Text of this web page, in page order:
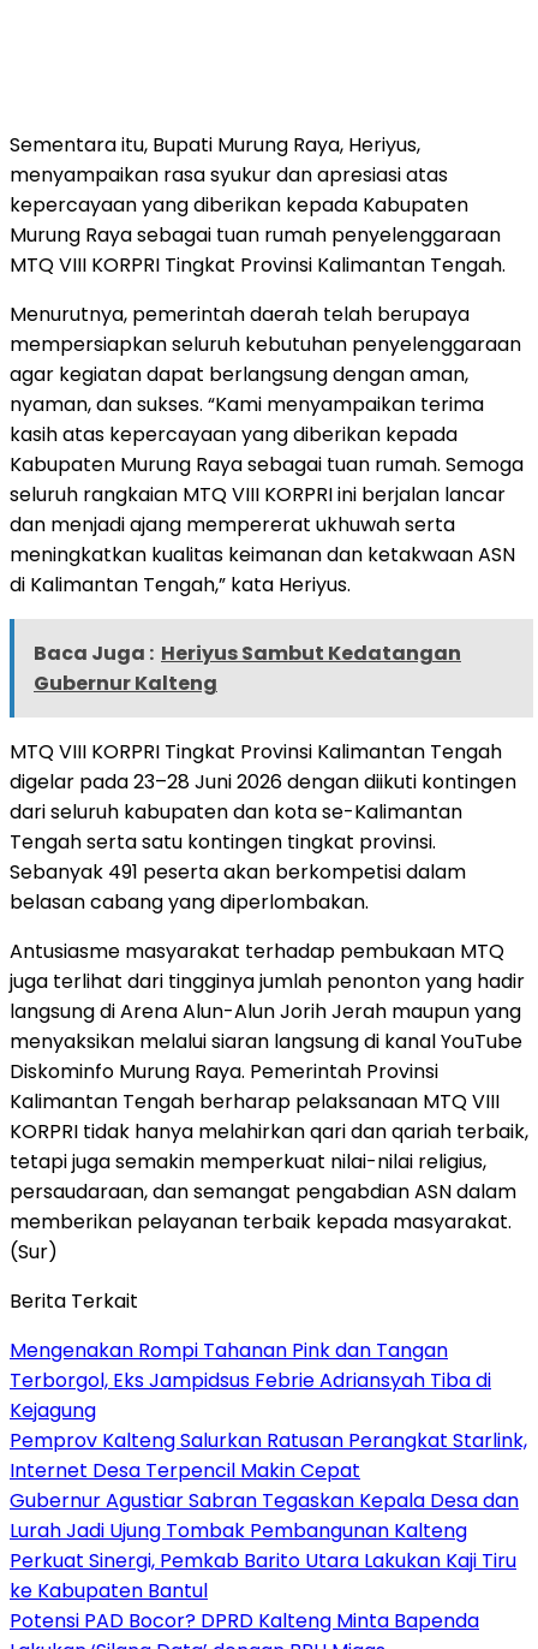
Sementara itu, Bupati Murung Raya, Heriyus,
menyampaikan rasa syukur dan apresiasi atas
kepercayaan yang diberikan kepada Kabupaten
Murung Raya sebagai tuan rumah penyelenggaraan
MTQ VIII KORPRI Tingkat Provinsi Kalimantan Tengah.
Menurutnya, pemerintah daerah telah berupaya
mempersiapkan seluruh kebutuhan penyelenggaraan
agar kegiatan dapat berlangsung dengan aman,
nyaman, dan sukses. “Kami menyampaikan terima
kasih atas kepercayaan yang diberikan kepada
Kabupaten Murung Raya sebagai tuan rumah. Semoga
seluruh rangkaian MTQ VIII KORPRI ini berjalan lancar
dan menjadi ajang mempererat ukhuwah serta
meningkatkan kualitas keimanan dan ketakwaan ASN
di Kalimantan Tengah,” kata Heriyus.
Baca Juga : Heriyus Sambut Kedatangan
Gubernur Kalteng
MTQ VIII KORPRI Tingkat Provinsi Kalimantan Tengah
digelar pada 23–28 Juni 2026 dengan diikuti kontingen
dari seluruh kabupaten dan kota se-Kalimantan
Tengah serta satu kontingen tingkat provinsi.
Sebanyak 491 peserta akan berkompetisi dalam
belasan cabang yang diperlombakan.
Antusiasme masyarakat terhadap pembukaan MTQ
juga terlihat dari tingginya jumlah penonton yang hadir
langsung di Arena Alun-Alun Jorih Jerah maupun yang
menyaksikan melalui siaran langsung di kanal YouTube
Diskominfo Murung Raya. Pemerintah Provinsi
Kalimantan Tengah berharap pelaksanaan MTQ VIII
KORPRI tidak hanya melahirkan qari dan qariah terbaik,
tetapi juga semakin memperkuat nilai-nilai religius,
persaudaraan, dan semangat pengabdian ASN dalam
memberikan pelayanan terbaik kepada masyarakat.
(Sur)
Berita Terkait
Mengenakan Rompi Tahanan Pink dan Tangan
Terborgol, Eks Jampidsus Febrie Adriansyah Tiba di
Kejagung
Pemprov Kalteng Salurkan Ratusan Perangkat Starlink,
Internet Desa Terpencil Makin Cepat
Gubernur Agustiar Sabran Tegaskan Kepala Desa dan
Lurah Jadi Ujung Tombak Pembangunan Kalteng
Perkuat Sinergi, Pemkab Barito Utara Lakukan Kaji Tiru
ke Kabupaten Bantul
Potensi PAD Bocor? DPRD Kalteng Minta Bapenda